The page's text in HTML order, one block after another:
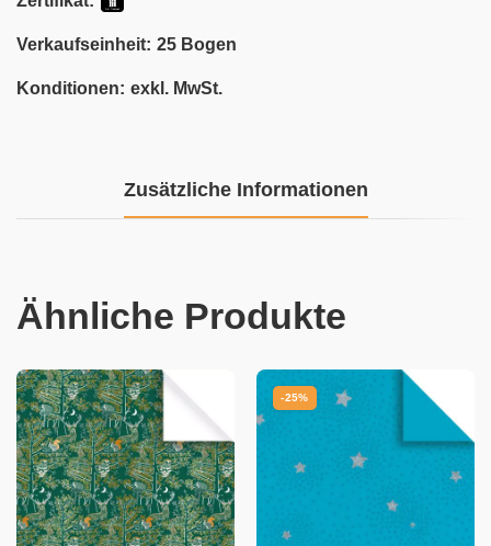
Verkaufseinheit: 25 Bogen
Konditionen: exkl. MwSt.
Zusätzliche Informationen
Ähnliche Produkte
-25%